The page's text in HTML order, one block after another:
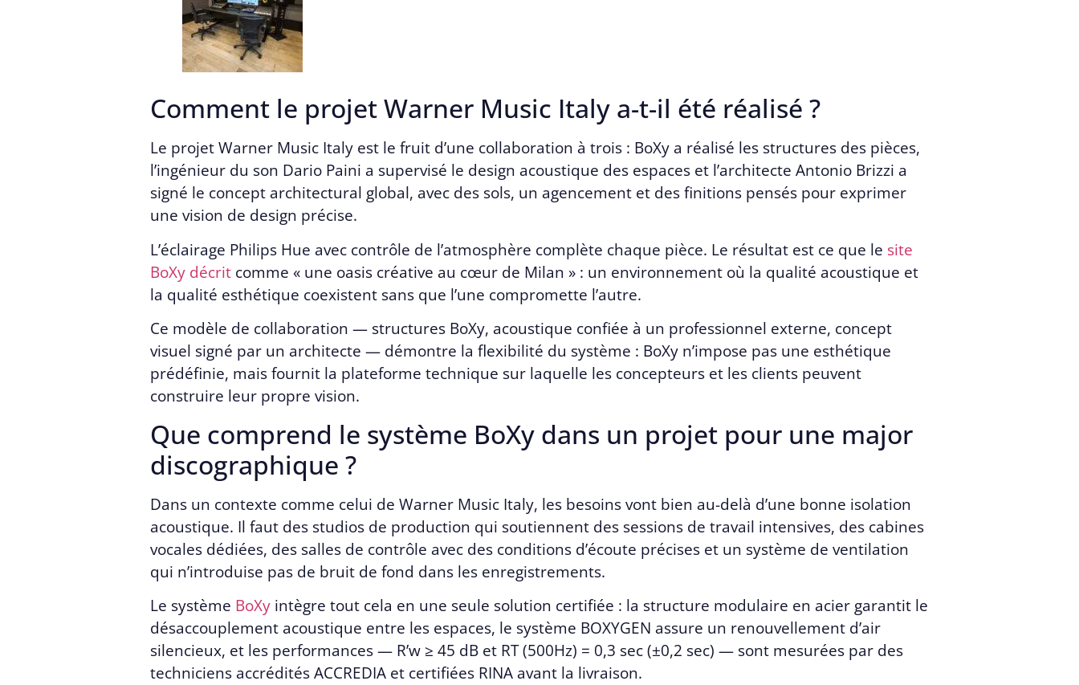
Comment le projet Warner Music Italy a-t-il été réalisé ?
Le projet Warner Music Italy est le fruit d’une collaboration à trois : BoXy a réalisé les structures des pièces,
l’ingénieur du son Dario Paini a supervisé le design acoustique des espaces et l’architecte Antonio Brizzi a
signé le concept architectural global, avec des sols, un agencement et des finitions pensés pour exprimer
une vision de design précise.
L’éclairage Philips Hue avec contrôle de l’atmosphère complète chaque pièce. Le résultat est ce que le site
BoXy décrit comme « une oasis créative au cœur de Milan » : un environnement où la qualité acoustique et
la qualité esthétique coexistent sans que l’une compromette l’autre.
Ce modèle de collaboration — structures BoXy, acoustique confiée à un professionnel externe, concept
visuel signé par un architecte — démontre la flexibilité du système : BoXy n’impose pas une esthétique
prédéfinie, mais fournit la plateforme technique sur laquelle les concepteurs et les clients peuvent
construire leur propre vision.
Que comprend le système BoXy dans un projet pour une major
discographique ?
Dans un contexte comme celui de Warner Music Italy, les besoins vont bien au-delà d’une bonne isolation
acoustique. Il faut des studios de production qui soutiennent des sessions de travail intensives, des cabines
vocales dédiées, des salles de contrôle avec des conditions d’écoute précises et un système de ventilation
qui n’introduise pas de bruit de fond dans les enregistrements.
Le système BoXy intègre tout cela en une seule solution certifiée : la structure modulaire en acier garantit le
désaccouplement acoustique entre les espaces, le système BOXYGEN assure un renouvellement d’air
silencieux, et les performances — R’w ≥ 45 dB et RT (500Hz) = 0,3 sec (±0,2 sec) — sont mesurées par des
techniciens accrédités ACCREDIA et certifiées RINA avant la livraison.